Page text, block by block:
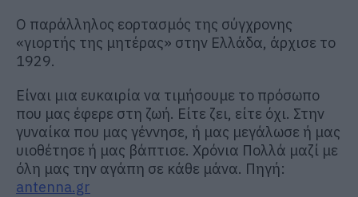
Ο παράλληλος εορτασμός της σύγχρονης
«γιορτής της μητέρας» στην Ελλάδα, άρχισε το
1929.
Είναι μια ευκαιρία να τιμήσουμε το πρόσωπο
που μας έφερε στη ζωή. Είτε ζει, είτε όχι. Στην
γυναίκα που μας γέννησε, ή μας μεγάλωσε ή μας
υιοθέτησε ή μας βάπτισε. Χρόνια Πολλά μαζί με
όλη μας την αγάπη σε κάθε μάνα. Πηγή:
antenna.gr